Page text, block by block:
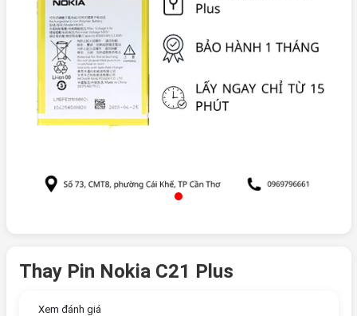
Thay Pin Nokia C21 Plus
Xem đánh giá